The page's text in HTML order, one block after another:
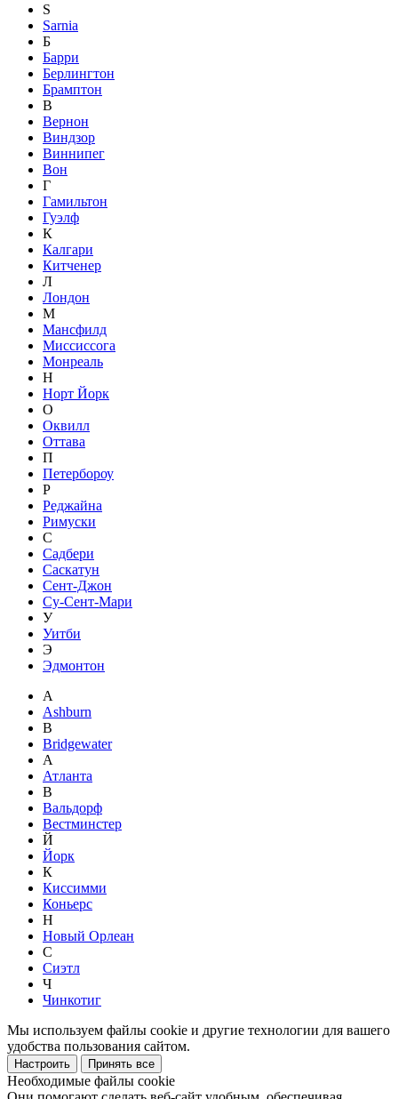
S
Sarnia
Б
Барри
Берлингтон
Брамптон
В
Вернон
Виндзор
Виннипег
Вон
Г
Гамильтон
Гуэлф
К
Калгари
Китченер
Л
Лондон
М
Мансфилд
Миссиссога
Монреаль
Н
Норт Йорк
О
Оквилл
Оттава
П
Петербороу
Р
Реджайна
Римуски
С
Садбери
Саскатун
Сент-Джон
Су-Сент-Мари
У
Уитби
Э
Эдмонтон
A
Ashburn
B
Bridgewater
А
Атланта
В
Вальдорф
Вестминстер
Й
Йорк
К
Киссимми
Коньерс
Н
Новый Орлеан
С
Сиэтл
Ч
Чинкотиг
Мы используем файлы cookie и другие технологии для вашего
удобства пользования сайтом.
Настроить Принять все
Необходимые файлы cookie